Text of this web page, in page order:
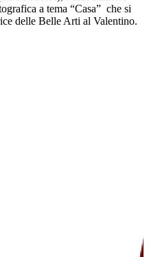
a tema “Casa” che si
delle Belle Arti al Valentino.